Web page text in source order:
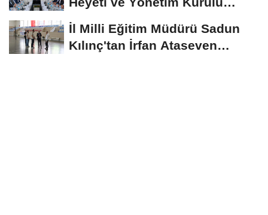
Toplantısı Gerçekleştirildi
İl Milli Eğitim Müdürü Sadun
Kılınç'tan İrfan Ataseven